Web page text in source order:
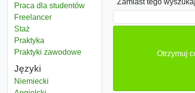
Praca dla studentów
Freelancer
Staż
Praktyka
Praktyki zawodowe
Języki
Niemiecki
Zamiast tego
Otrzymuj